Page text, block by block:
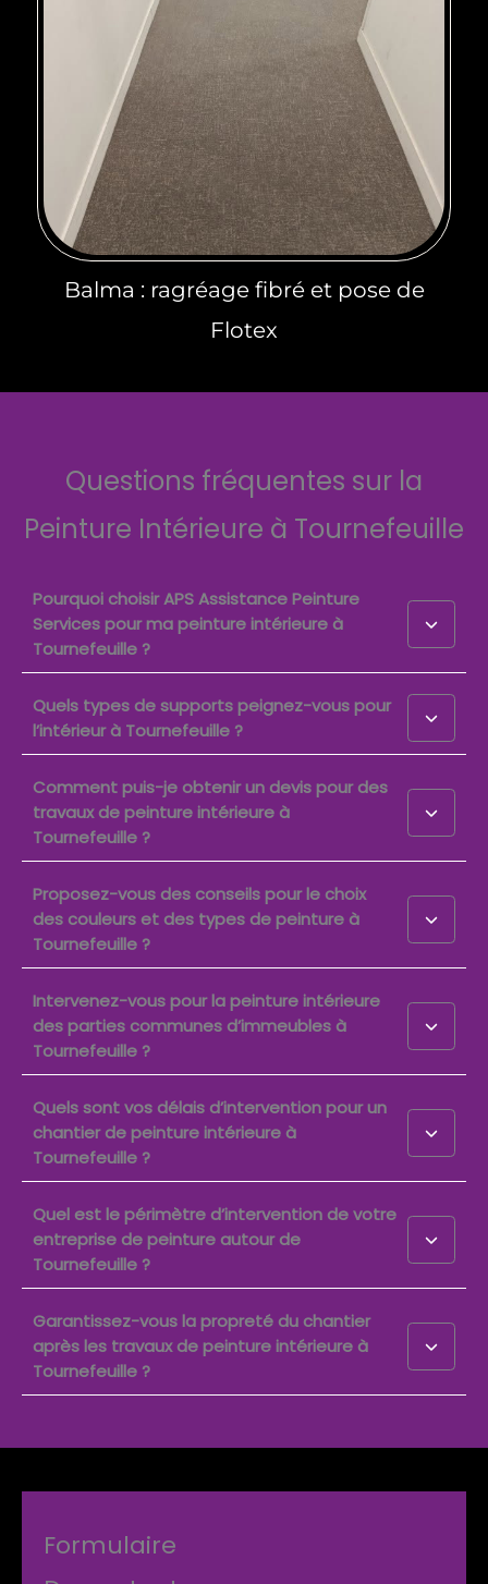
Balma : ragréage fibré et pose de
Flotex
Questions fréquentes sur la
Peinture Intérieure à Tournefeuille
Pourquoi choisir APS Assistance Peinture
Services pour ma peinture intérieure à
Tournefeuille ?
Quels types de supports peignez-vous pour
l’intérieur à Tournefeuille ?
Comment puis-je obtenir un devis pour des
travaux de peinture intérieure à
Tournefeuille ?
Proposez-vous des conseils pour le choix
des couleurs et des types de peinture à
Tournefeuille ?
Intervenez-vous pour la peinture intérieure
des parties communes d’immeubles à
Tournefeuille ?
Quels sont vos délais d’intervention pour un
chantier de peinture intérieure à
Tournefeuille ?
Quel est le périmètre d’intervention de votre
entreprise de peinture autour de
Tournefeuille ?
Garantissez-vous la propreté du chantier
après les travaux de peinture intérieure à
Tournefeuille ?
Formulaire